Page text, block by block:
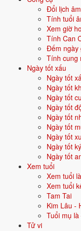
Đổi lịch
Tính tuổi
Xem giờ
Tính Can
Đếm ngày
Tính cung
Ngày tốt xấu
Ngày tốt
Ngày tốt
Ngày tốt
Ngày tốt
Ngày tốt
Ngày tốt
Ngày tốt
Ngày tốt
Ngày tốt
Xem tuổi
Xem tuổi
Xem tuổi
Tam Tai
Kim Lâu -
Tuổi mụ là
Tử vi
chiến tranh, tái thiết,
Quan hệ mệnh × vận:
Vận năm 2026 Bính
2026(Bính Ngọ),
thuộc nhómCao niên.
Tiểu nhân ngầm hại -
Năm 2026 người
65 (Cao niên),
Sức khỏe
Hậu vận - con cháu
Đặt tên cho người